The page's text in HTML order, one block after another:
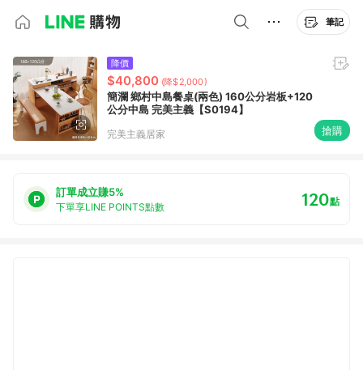
筆記
降價
$40,800 (降$2,000)
簡瀾 鄉村中島餐桌(兩色) 160公分岩板+120
公分中島 完美主義【S0194】
完美主義居家 搶購
訂單成立賺5%
下單享LINE POINTS點數 120點